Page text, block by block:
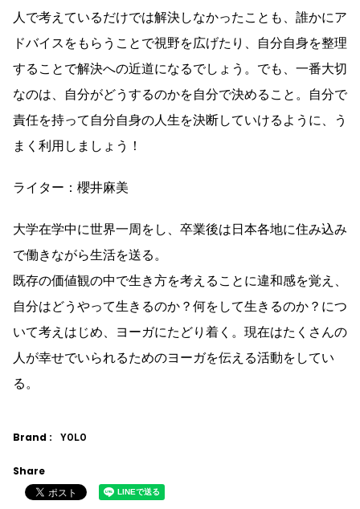
人で考えているだけでは解決しなかったことも、誰かにア
ドバイスをもらうことで視野を広げたり、自分自身を整理
することで解決への近道になるでしょう。でも、一番大切
なのは、自分がどうするのかを自分で決めること。自分で
責任を持って自分自身の人生を決断していけるように、う
まく利用しましょう！
ライター：櫻井麻美
大学在学中に世界一周をし、卒業後は日本各地に住み込み
で働きながら生活を送る。
既存の価値観の中で生き方を考えることに違和感を覚え、
自分はどうやって生きるのか？何をして生きるのか？につ
いて考えはじめ、ヨーガにたどり着く。現在はたくさんの
人が幸せでいられるためのヨーガを伝える活動をしてい
る。
Brand : YOLO
Share